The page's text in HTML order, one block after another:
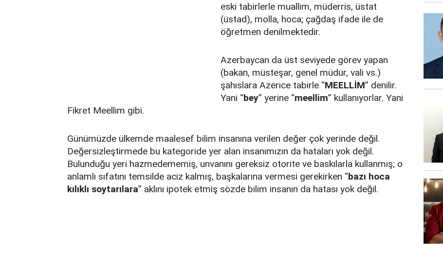
eski tabirlerle muallim, müderris, üstat
(üstad), molla, hoca; çağdaş ifade ile de
öğretmen denilmektedir.
Azerbaycan da üst seviyede görev yapan
(bakan, müsteşar, genel müdür, vali vs.)
şahıslara Azerice tabirle “MEELLİM” denilir.
Yani “bey” yerine “meellim” kullanıyorlar. Yani
Fikret Meellim gibi.
Günümüzde ülkemde maalesef bilim insanına verilen değer çok yerinde değil.
Değersizleştirmede bu kategoride yer alan insanımızın da hataları yok değil.
Bulunduğu yeri hazmedememiş, unvanını gereksiz otorite ve baskılarla kullanmış; o
anlamlı sıfatını temsilde aciz kalmış, başkalarına vermesi gerekirken “bazı hoca
kılıklı soytarılara” aklını ipotek etmiş sözde bilim insanın da hatası yok değil.